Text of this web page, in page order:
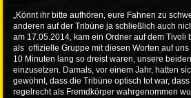
„Könnt ihr bitte aufhören, eure Fahnen zu
anderen auf der Tribüne ja schließlich auch
am 17.05.2014, kam ein Ordner auf dem Tivoli
als offizielle Gruppe mit diesen Worten auf
10 Minuten lang so dreist waren, unsere
einzusetzen. Damals, vor einem Jahr, hatten
gewöhnt, dass die Tribüne optisch tot war,
regelrecht als Fremdkörper wahrgenommen